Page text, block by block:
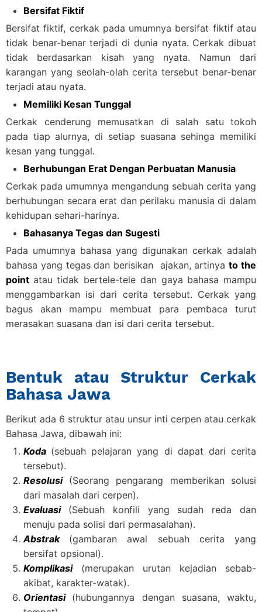
Bersifat Fiktif
Bersifat fiktif, cerkak pada umumnya bersifat fiktif atau
tidak benar-benar terjadi di dunia nyata. Cerkak dibuat
tidak berdasarkan kisah yang nyata. Namun dari
karangan yang seolah-olah cerita tersebut benar-benar
terjadi atau nyata.
Memiliki Kesan Tunggal
Cerkak cenderung memusatkan di salah satu tokoh
pada tiap alurnya, di setiap suasana sehinga memiliki
kesan yang tunggal.
Berhubungan Erat Dengan Perbuatan Manusia
Cerkak pada umumnya mengandung sebuah cerita yang
berhubungan secara erat dan perilaku manusia di dalam
kehidupan sehari-harinya.
Bahasanya Tegas dan Sugesti
Pada umumnya bahasa yang digunakan cerkak adalah
bahasa yang tegas dan berisikan ajakan, artinyato the
point atau tidak bertele-tele dan gaya bahasa mampu
menggambarkan isi dari cerita tersebut. Cerkak yang
bagus akan mampu membuat para pembaca turut
merasakan suasana dan isi dari cerita tersebut.
Bentuk atau Struktur Cerkak
Bahasa Jawa
Berikut ada 6 struktur atau unsur inti cerpen atau cerkak
Bahasa Jawa, dibawah ini:
Koda (sebuah pelajaran yang di dapat dari cerita
tersebut).
Resolusi (Seorang pengarang memberikan solusi
dari masalah dari cerpen).
Evaluasi (Sebuah konfili yang sudah reda dan
menuju pada solisi dari permasalahan).
Abstrak (gambaran awal sebuah cerita yang
bersifat opsional).
Komplikasi(merupakan urutan kejadian sebab-
akibat, karakter-watak).
Orientasi (hubungannya dengan suasana, waktu,